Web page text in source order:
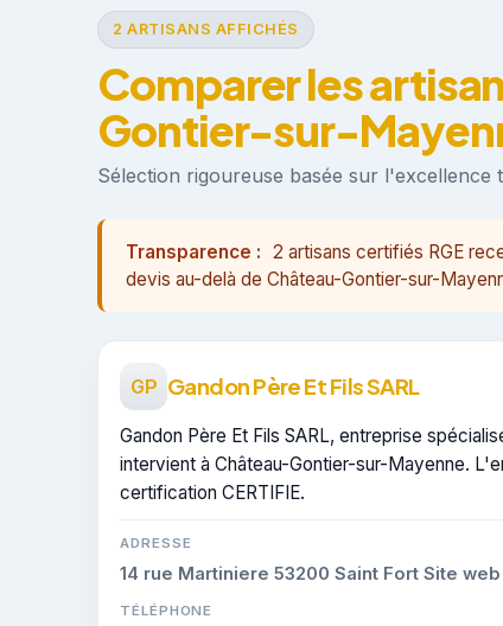
2 ARTISANS AFFICHÉS
Comparer les
Gontier-sur-
Sélection rigoureuse basée sur l'excellence
Transparence : 2 artisans certifiés RGE
devis au-delà de Château-Gontier-sur-
GP Gandon Père Et Fils SARL
Gandon Père Et Fils SARL, entreprise
intervient à Château-Gontier-sur-Mayenne.
certification CERTIFIE.
ADRESSE
14 rue Martiniere 53200 Saint Fort Site web
TÉLÉPHONE